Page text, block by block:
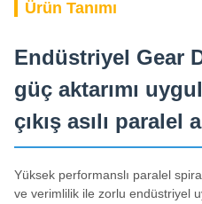
Ürün Tanımı
Endüstriyel Gear
güç aktarımı
çıkış asılı paralel
Yüksek performanslı paralel
ve verimlilik ile zorlu endüstriyel